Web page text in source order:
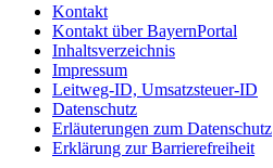
Kontakt
Kontakt über BayernPortal
Inhaltsverzeichnis
Impressum
Leitweg-ID, Umsatzsteuer-ID
Datenschutz
Erläuterungen zum Datenschutz
Erklärung zur Barrierefreiheit